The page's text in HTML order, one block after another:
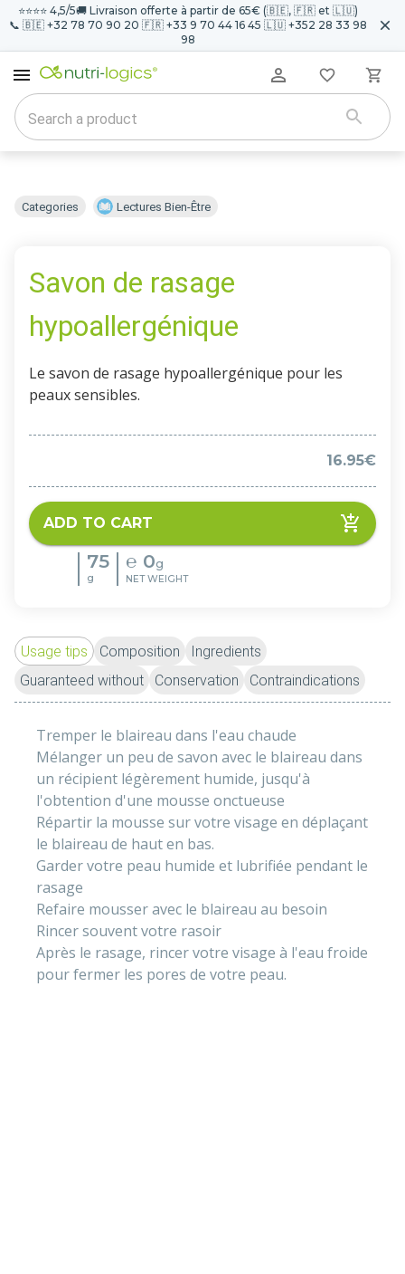
⭐️⭐️⭐️⭐️ 4,5/5🚚 Livraison offerte à partir de 65€ (🇧🇪, 🇫🇷 et 🇱🇺)
📞 🇧🇪 +32 78 70 90 20 🇫🇷 +33 9 70 44 16 45 🇱🇺 +352 28 33 98
98
Categories Lectures Bien-Être
Savon de rasage
hypoallergénique
Le savon de rasage hypoallergénique pour les
peaux sensibles.
16.95€
ADD TO CART
75
g
℮ 0g
NET WEIGHT
Usage tips Composition
Ingredients
Guaranteed without
Conservation Contraindications
Tremper le blaireau dans l'eau chaude
Mélanger un peu de savon avec le blaireau dans
un récipient légèrement humide, jusqu'à
l'obtention d'une mousse onctueuse
Répartir la mousse sur votre visage en déplaçant
le blaireau de haut en bas.
Garder votre peau humide et lubrifiée pendant le
rasage
Refaire mousser avec le blaireau au besoin
Rincer souvent votre rasoir
Après le rasage, rincer votre visage à l'eau froide
pour fermer les pores de votre peau.